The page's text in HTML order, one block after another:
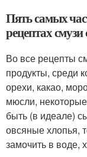
Пять самых
рецептах
Во все рецепты
продукты, среди
орехи, какао,
мюсли,
быть (в идеале)
овсяные хлопья,
замочить в воде,